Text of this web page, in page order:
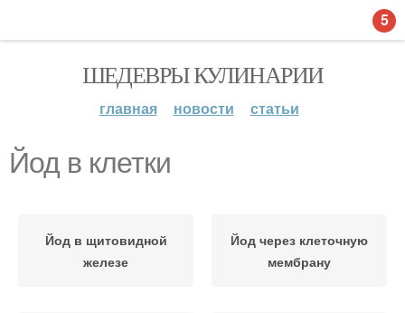
ШЕДЕВРЫ КУЛИНАРИИ
главная новости статьи
Йод в клетки
Йод в щитовидной
железе
Йод через клеточную
мембрану
5